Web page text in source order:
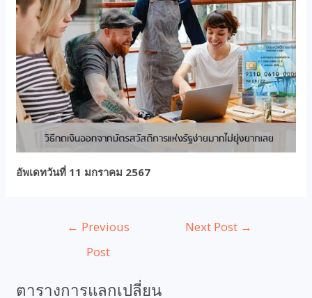
อัพเดทวันที่ 11 มกราคม 2567
← Previous
Post
Next Post →
ตารางการแลกเปลี่ยน